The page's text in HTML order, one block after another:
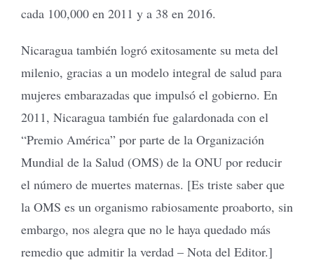
cada 100,000 en 2011 y a 38 en 2016.
Nicaragua también logró exitosamente su meta del
milenio, gracias a un modelo integral de salud para
mujeres embarazadas que impulsó el gobierno. En
2011, Nicaragua también fue galardonada con el
“Premio América” por parte de la Organización
Mundial de la Salud (OMS) de la ONU por reducir
el número de muertes maternas. [Es triste saber que
la OMS es un organismo rabiosamente proaborto, sin
embargo, nos alegra que no le haya quedado más
remedio que admitir la verdad – Nota del Editor.]